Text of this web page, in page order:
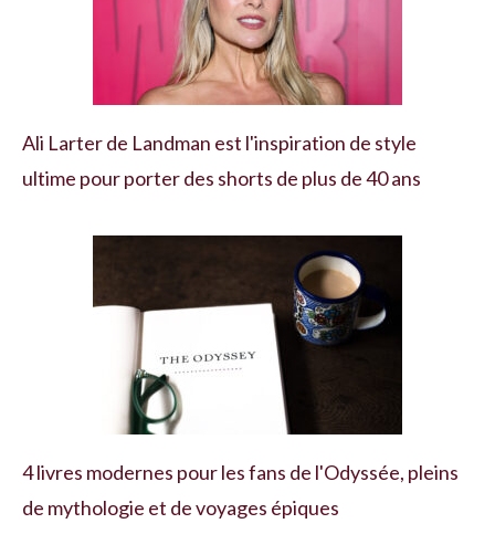
Ali Larter de Landman est l'inspiration de style
ultime pour porter des shorts de plus de 40 ans
4 livres modernes pour les fans de l'Odyssée, pleins
de mythologie et de voyages épiques